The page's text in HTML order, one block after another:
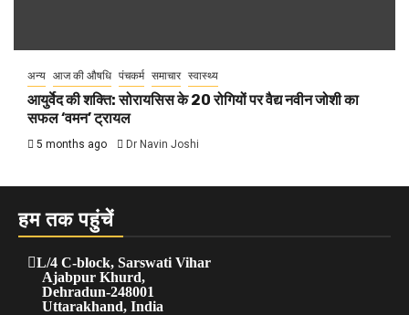
अन्य आज की औषधि पंचकर्म समाचार स्वास्थ्य
आयुर्वेद की शक्ति: सोरायसिस के 20 रोगियों पर वैद्य नवीन जोशी का
सफल ‘वमन’ ट्रायल
5 months ago Dr Navin Joshi
हम तक पहुंचें
L/4 C-block, Sarswati Vihar
Ajabpur Khurd,
Dehradun-248001
Uttarakhand, India